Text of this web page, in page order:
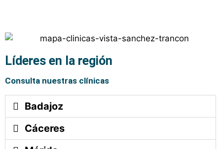
Líderes en la región
Consulta nuestras clínicas
Badajoz
Cáceres